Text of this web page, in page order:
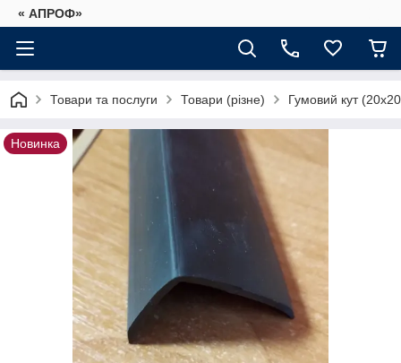
« АПРОФ»
Товари та послуги Товари (різне) Гумовий кут
Новинка